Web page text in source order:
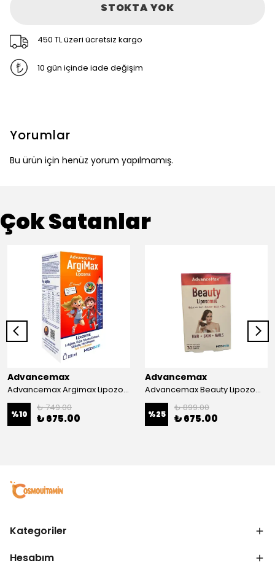
STOKTA YOK
450 TL üzeri ücretsiz kargo
10 gün içinde iade değişim
Yorumlar
Bu ürün için henüz yorum yapılmamış.
Çok Satanlar
Advancemax
Advancemax Argimax Lipozomal Sıvı 150 ml 8684375607587
%10
₺ 749.00
₺ 675.00
Advancemax
Advancemax Beauty Lipozomal Hyalüronik Asit Keratin Biotin Zn 30 Kapsül 8684375607556
%25
₺ 899.00
₺ 675.00
Kategoriler
Hesabım